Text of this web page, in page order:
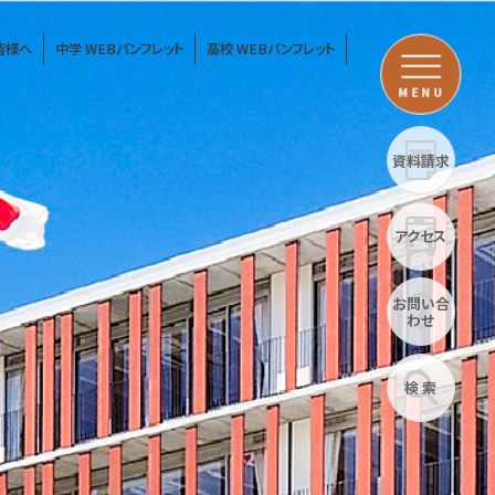
様へ 中学 WEBパンフレット 高校 WEBパンフレット
MENU
資料請求
アクセス
お問い合
わせ
検 索